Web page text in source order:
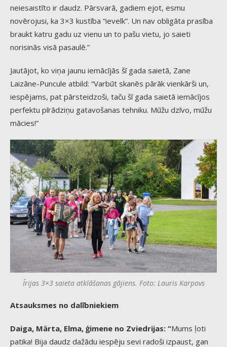
neiesaistīto ir daudz. Pārsvarā, gadiem ejot, esmu
novērojusi, ka 3×3 kustība “ievelk”. Un nav obligāta prasība
braukt katru gadu uz vienu un to pašu vietu, jo saieti
norisinās visā pasaulē.”
Jautājot, ko viņa jaunu iemācījās šī gada saietā, Zane
Laizāne-Puncule atbild: “Varbūt skanēs pārāk vienkārši un,
iespējams, pat pārsteidzoši, taču šī gada saietā iemācījos
perfektu pīrādziņu gatavošanas tehniku. Mūžu dzīvo, mūžu
mācies!”
Īrijas 3×3 saieta atklāšanas gājiens. Foto: Lauris Karpovs
Atsauksmes no dalībniekiem
Daiga, Märta, Elma, ģimene no Zviedrijas: “Mums ļoti
patika! Bija daudz dažādu iespēju sevi radoši izpaust, gan